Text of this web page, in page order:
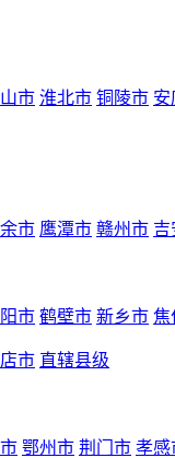
市 淮北市 铜陵市 安
市 鹰潭市 赣州市 吉
市 鹤壁市 新乡市 焦
市 直辖县级
鄂州市 荆门市 孝感